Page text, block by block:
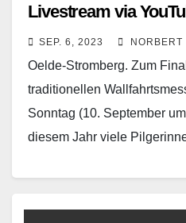
Livestream via
SEP. 6, 2023 NORBERT
Oelde-Stromberg. Zum
traditionellen
Sonntag (10. September
diesem Jahr viele